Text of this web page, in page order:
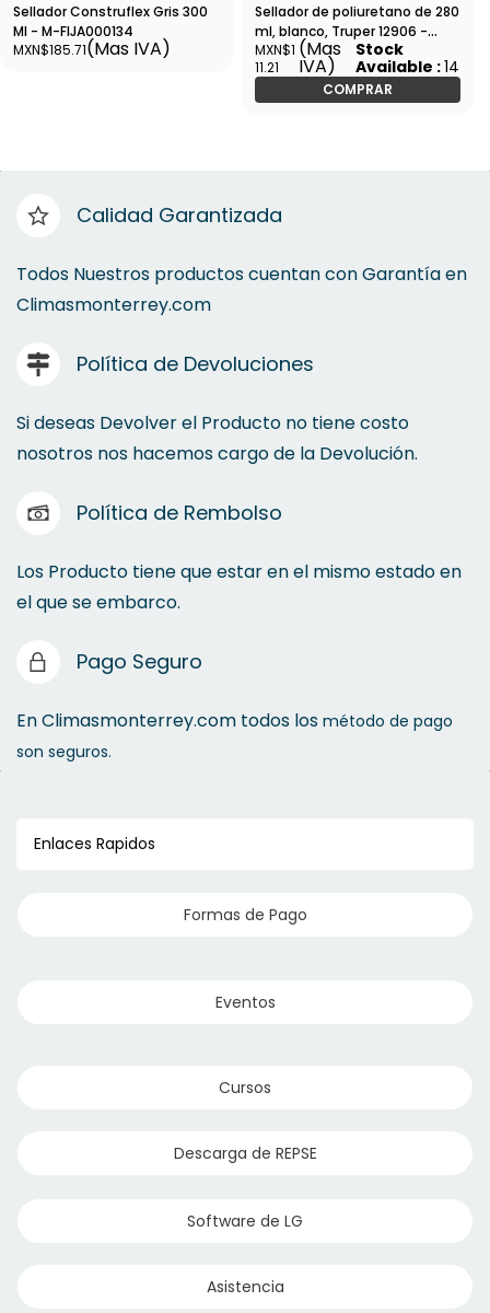
Sellador Construflex Gris 300
Ml - M-FIJA000134
MXN$185.71(Mas IVA)
Sellador de poliuretano de 280
ml, blanco, Truper 12906 -
SEPO-280B
MXN$1
11.21
(Mas
IVA)
Stock
Available :14
COMPRAR
Calidad Garantizada
Todos Nuestros productos cuentan con Garantía en
Climasmonterrey.com
Política de Devoluciones
Si deseas Devolver el Producto no tiene costo
nosotros nos hacemos cargo de la Devolución.
Política de Rembolso
Los Producto tiene que estar en el mismo estado en
el que se embarco.
Pago Seguro
En Climasmonterrey.com todos los método de pago
son seguros.
Enlaces Rapidos
Formas de Pago
Eventos
Cursos
Descarga de REPSE
Software de LG
Asistencia